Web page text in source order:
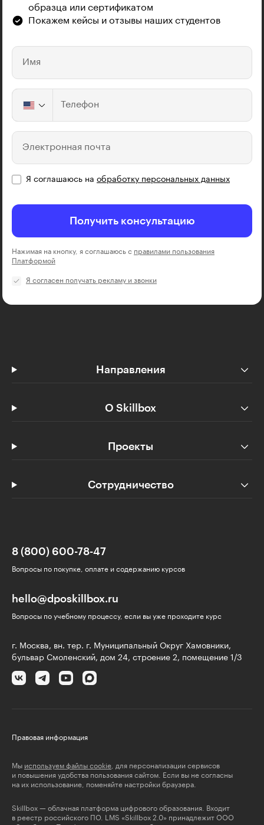
образца или сертификатом
Покажем кейсы и отзывы наших студентов
Имя
Телефон
Электронная почта
Я соглашаюсь на обработку персональных данных
Получить консультацию
Нажимая на кнопку, я соглашаюсь с правилами пользования
Платформой
Я согласен получать рекламу и звонки
Направления
О Skillbox
Проекты
Сотрудничество
8 (800) 600-78-47
Вопросы по покупке, оплате и содержанию курсов
hello@dposkillbox.ru
Вопросы по учебному процессу, если вы уже проходите курс
г. Москва, вн. тер. г. Муниципальный Округ Хамовники,
бульвар Смоленский, дом 24, строение 2, помещение 1/3
Правовая информация
Мы используем файлы cookie , для персонализации сервисов
и повышения удобства пользования сайтом. Если вы не согласны
на их использование, поменяйте настройки браузера.
Skillbox — облачная платформа цифрового образования. Входит
в реестр российского ПО. LMS «Skillbox 2.0» принадлежит ООО